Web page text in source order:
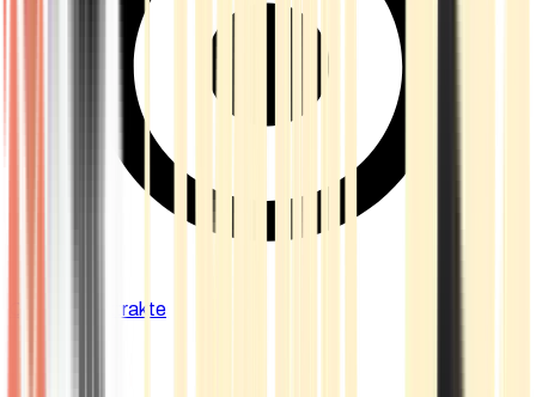
Cannabis Extrakte